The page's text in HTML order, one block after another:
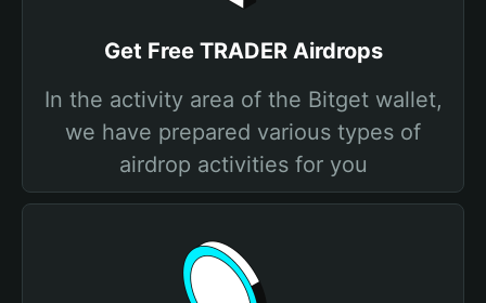
Get Free TRADER Airdrops
In the activity area of the Bitget wallet,
we have prepared various types of
airdrop activities for you